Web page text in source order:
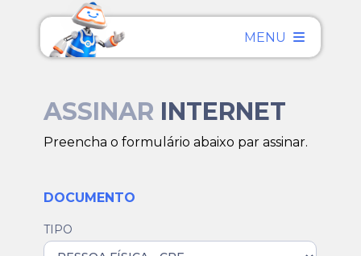
MENU
ASSINAR INTERNET
Preencha o formulário abaixo par assinar.
DOCUMENTO
TIPO